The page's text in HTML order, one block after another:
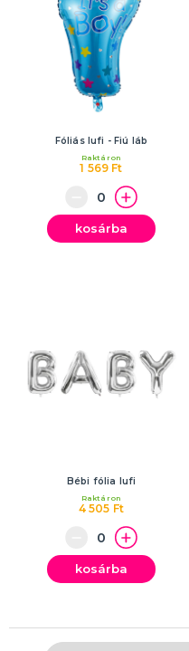
Fóliás lufi - Fiú láb
1 569 Ft
Raktáron
kosárba
Bébi fólia lufi
4 505 Ft
Raktáron
kosárba